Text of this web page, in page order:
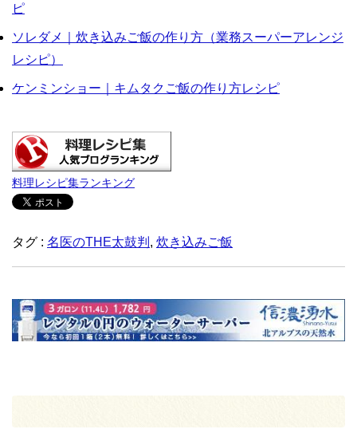
ピ
ソレダメ｜炊き込みご飯の作り方（業務スーパーアレンジ
レシピ）
ケンミンショー｜キムタクご飯の作り方レシピ
料理レシピ集ランキング
タグ : 名医のTHE太鼓判 , 炊き込みご飯